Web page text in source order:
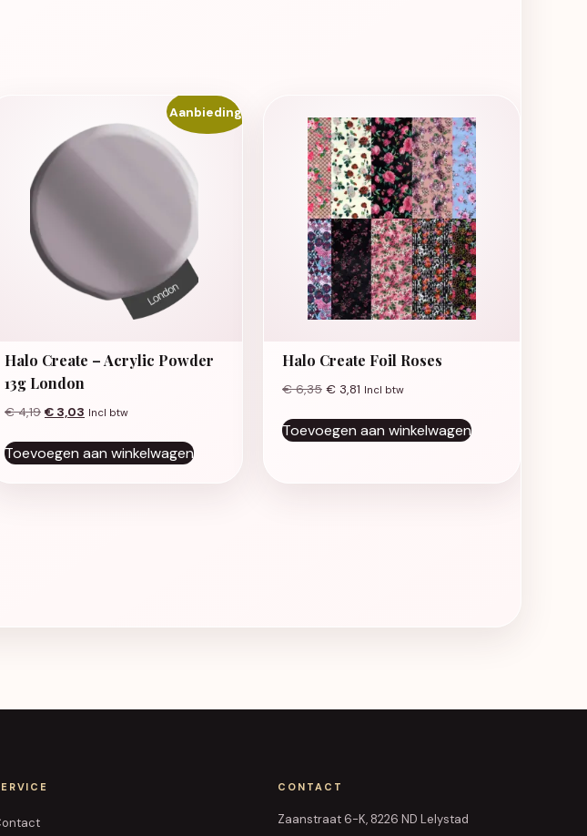
Aanbieding!
Halo Create – Acrylic Powder
13g London
€4,19 Oorspronkelijke prijs was: € 4,19.
€ 3,03 Huidige prijs is: € 3,03.
Incl btw
Toevoegen aan winkelwagen
Halo Create Foil Roses
€6,35 € 3,81 Incl btw
Toevoegen aan winkelwagen
CONTACT
Zaanstraat 6-K, 8226 ND Lelystad